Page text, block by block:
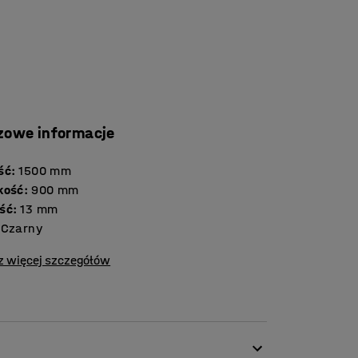
informacje
: 1500 mm
: 900 mm
: 13 mm
Czarny
więcej szczegółów